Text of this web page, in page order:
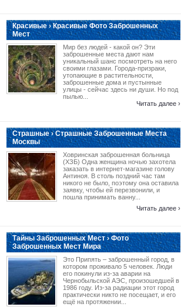
Красивые › Красивые Фото Заброшенных
Мест
Мир без людей - какой он? Эти
заброшенные места дают нам
уникальный шанс посмотреть на него
своими глазами. Города-призраки,
утопающие в растительности,
заброшенные дома и пустынные
улицы - сейчас здесь ни души. Но под
пылью...
Читать далее ›
Страшные › Страшные Заброшенные Места
Москвы
Ховринская заброшенная больница
(ХЗБ) Одна женщина ночью захотела
заказать в интернет-магазине голову
Антиноя. В столь поздний час там
никого не было, поэтому она оставила
заявку, чтобы ей перезвонили, и
пошла принимать ванну...
Читать далее ›
Тайны Заброшенных Мест › Фото
Заброшенных Мест Мира
Это Припять – заброшенный город, в
котором проживало 5 человек. Люди
его покинули из-за аварии на
Чернобыльской АЭС, произошедшей в
1986 году. Из-за радиации этот город
практически никто не посещает, и его
ещё на протяжении...